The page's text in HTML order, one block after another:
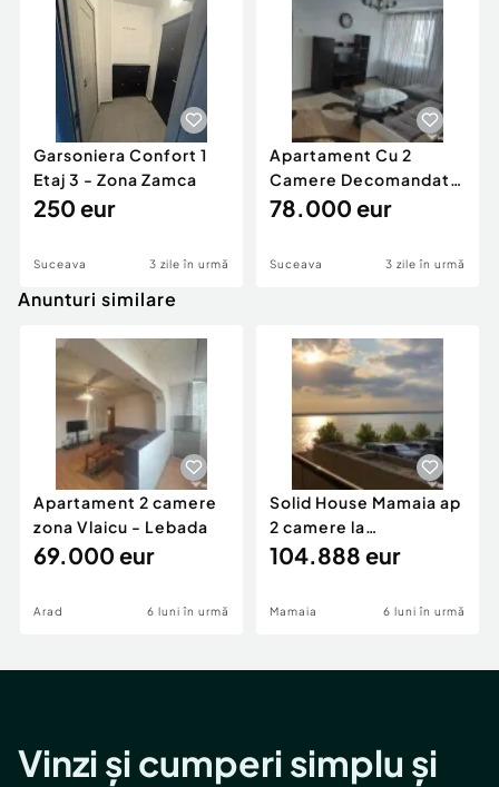
Garsoniera Confort 1
Etaj 3 - Zona Zamca
250 eur
Suceava 3 zile în urmă
Apartament Cu 2
Camere Decomandate
Zona Centru
78.000 eur
Suceava 3 zile în urmă
Anunturi similare
Apartament 2 camere
zona Vlaicu - Lebada
69.000 eur
Arad 6 luni în urmă
Solid House Mamaia ap
2 camere la
cheie,langa Mega
104.888 eur
Mamaia 6 luni în urmă
Vinzi și cumperi simplu și